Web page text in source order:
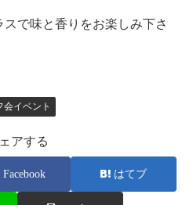
で味と香りをお楽しみ下さ
会イベント
アする
Facebook はてブ